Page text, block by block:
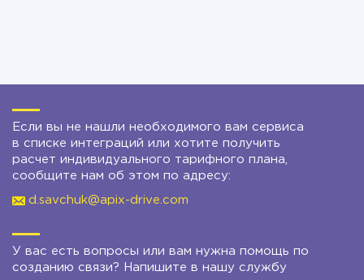
Если вы не нашли необходимого вам сервиса
в списке интеграций или хотите получить
расчет индивидуального тарифного плана,
сообщите нам об этом по адресу:
d.savchuk@apix-drive.com
У вас есть вопросы или вам нужна помощь по
созданию связи? Напишите в нашу службу